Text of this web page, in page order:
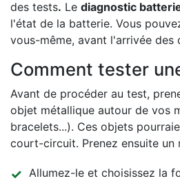
des tests. Le diagnostic
l'état de la batterie. Vous
vous-même, avant l'arrivée des
Comment tester
Avant de procéder au test,
objet métallique autour de vos
bracelets...). Ces objets
court-circuit. Prenez ensuite un
Allumez-le et choisissez la